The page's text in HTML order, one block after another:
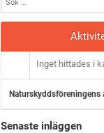
Inget hittades i
Naturskyddsföreningens
Senaste inläggen